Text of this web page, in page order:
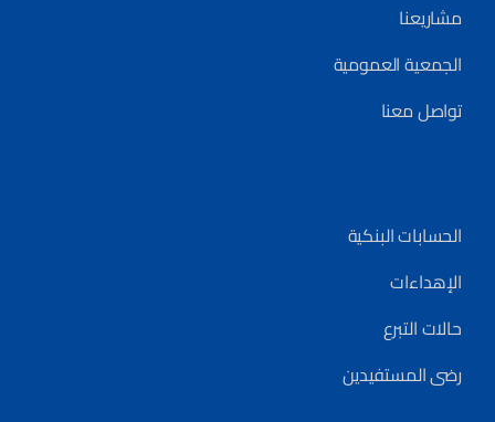
مشاريعنا
الجمعية العمومية
تواصل معنا
الحسابات البنكية
الإهداءات
حالات التبرع
رضى المستفيدين